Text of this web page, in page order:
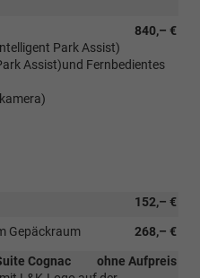
840,– €
Park Assist)
Assist)und Fernbedientes
152,– €
268,– €
Gepäckraum
ohne Aufpreis
Cognac